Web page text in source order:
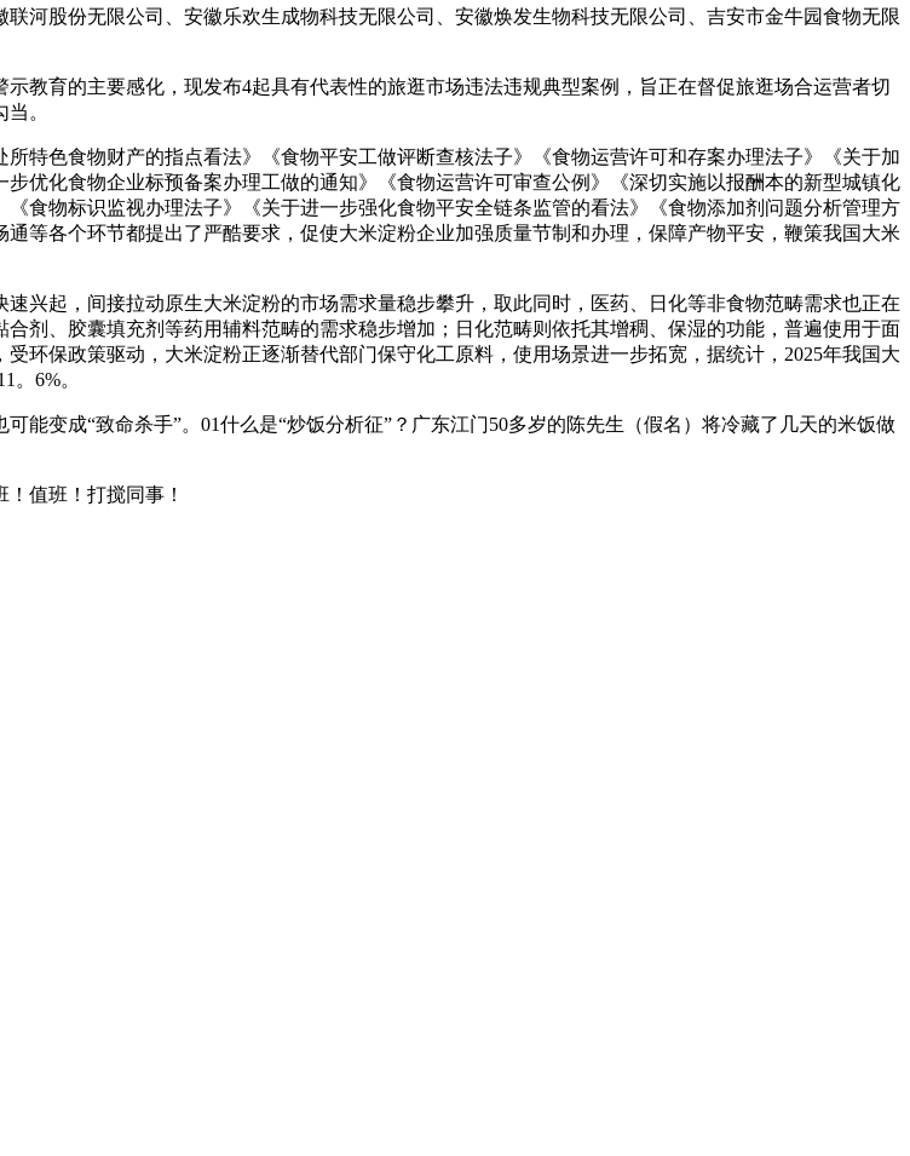
股份无限公司、安徽乐欢生成物科技无限公司、安徽焕发生物科技无限公司、吉安市金牛园食物无限
育的主要感化，现发布4起具有代表性的旅逛市场违法违规典型案例，旨正在督促旅逛场合运营者切
。
色食物财产的指点看法》《食物平安工做评断查核法子》《食物运营许可和存案办理法子》《关于加
优化食物企业标预备案办理工做的通知》《食物运营许可审查公例》《深切实施以报酬本的新型城镇化
食物标识监视办理法子》《关于进一步强化食物平安全链条监管的看法》《食物添加剂问题分析管理方
等各个环节都提出了严酷要求，促使大米淀粉企业加强质量节制和办理，保障产物平安，鞭策我国大米
起，间接拉动原生大米淀粉的市场需求量稳步攀升，取此同时，医药、日化等非食物范畴需求也正在
剂、胶囊填充剂等药用辅料范畴的需求稳步增加；日化范畴则依托其增稠、保湿的功能，普遍使用于面
环保政策驱动，大米淀粉正逐渐替代部门保守化工原料，使用场景进一步拓宽，据统计，2025年我国大
。6%。
变成“致命杀手”。01什么是“炒饭分析征”？广东江门50多岁的陈先生（假名）将冷藏了几天的米饭做
值班！打搅同事！